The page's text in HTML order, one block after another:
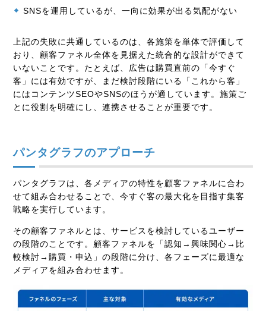
SNSを運用しているが、一向に効果が出る気配がない
上記の失敗に共通しているのは、各施策を単体で評価して
おり、顧客ファネル全体を見据えた統合的な設計ができて
いないことです。たとえば、広告は購買直前の「今すぐ
客」には有効ですが、まだ検討段階にいる「これから客」
にはコンテンツSEOやSNSのほうが適しています。施策ご
とに役割を明確にし、連携させることが重要です。
パンタグラフのアプローチ
パンタグラフは、各メディアの特性を顧客ファネルに合わ
せて組み合わせることで、今すぐ客の最大化を目指す集客
戦略を実行しています。
その顧客ファネルとは、サービスを検討しているユーザー
の段階のことです。顧客ファネルを「認知→興味関心→比
較検討→購買・申込」の段階に分け、各フェーズに最適な
メディアを組み合わせます。